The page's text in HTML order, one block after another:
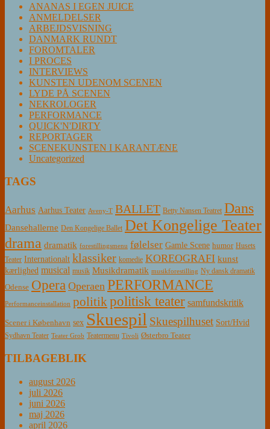
ANANAS I EGEN JUICE
ANMELDELSER
ARBEJDSVISNING
DANMARK RUNDT
FOROMTALER
I PROCES
INTERVIEWS
KUNSTEN UDENOM SCENEN
LYDE PÅ SCENEN
NEKROLOGER
PERFORMANCE
QUICK'N'DIRTY
REPORTAGER
SCENEKUNSTEN I KARANTÆNE
Uncategorized
TAGS
Aarhus Aarhus Teater Aveny-T BALLET Betty Nansen Teatret Dans
Dansehallerne Den Kongelige Ballet Det Kongelige Teater
drama dramatik forestillingsmenu følelser Gamle Scene humor Husets
Teater Internationalt klassiker komedie KOREOGRAFI kunst
kærlighed musical musik Musikdramatik musikforestilling Ny dansk dramatik
Odense Opera Operaen PERFORMANCE
Performanceinstallation politikpolitisk teater samfundskritik
Scener i København sex Skuespil Skuespilhuset Sort/Hvid
Sydhavn Teater Teater Grob Teatermenu Tivoli Østerbro Teater
TILBAGEBLIK
august 2026
juli 2026
juni 2026
maj 2026
april 2026